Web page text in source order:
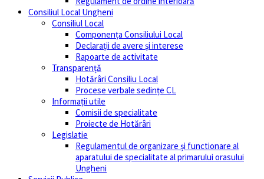
Consiliul Local Ungheni
Consiliul Local
Componența Consiliului Local
Declarații de avere și interese
Rapoarte de activitate
Transparență
Hotărâri Consiliu Local
Procese verbale sedințe CL
Informații utile
Comisii de specialitate
Proiecte de Hotărâri
Legislatie
Regulamentul de organizare și functionare al
aparatului de specialitate al primarului orasului
Ungheni